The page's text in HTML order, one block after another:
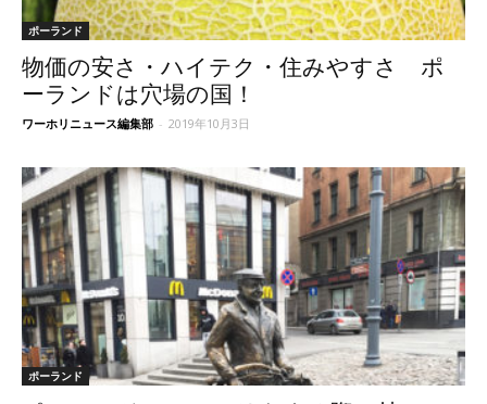
ポーランド
物価の安さ・ハイテク・住みやすさ ポ
ーランドは穴場の国！
ワーホリニュース編集部 - 2019年10月3日
ポーランド